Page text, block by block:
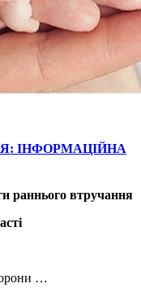
ІНФОРМАЦІЙНА
раннього втручання
…